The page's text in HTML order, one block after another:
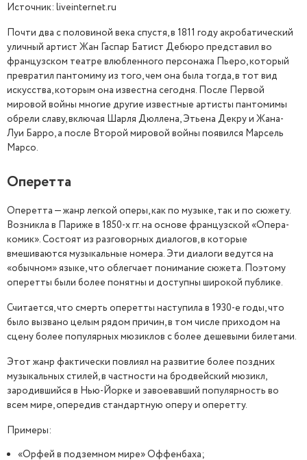
Источник: liveinternet.ru
Почти два с половиной века спустя, в 1811 году акробатический
уличный артист Жан Гаспар Батист Дебюро представил во
французском театре влюбленного персонажа Пьеро, который
превратил пантомиму из того, чем она была тогда, в тот вид
искусства, которым она известна сегодня. После Первой
мировой войны многие другие известные артисты пантомимы
обрели славу, включая Шарля Дюллена, Этьена Декру и Жана-
Луи Барро, а после Второй мировой войны появился Марсель
Марсо.
Оперетта
Оперетта — жанр легкой оперы, как по музыке, так и по сюжету.
Возникла в Париже в 1850-х гг. на основе французской «Опера-
комик». Состоят из разговорных диалогов, в которые
вмешиваются музыкальные номера. Эти диалоги ведутся на
«обычном» языке, что облегчает понимание сюжета. Поэтому
оперетты были более понятны и доступны широкой публике.
Считается, что смерть оперетты наступила в 1930-е годы, что
было вызвано целым рядом причин, в том числе приходом на
сцену более популярных мюзиклов с более дешевыми билетами.
Этот жанр фактически повлиял на развитие более поздних
музыкальных стилей, в частности на бродвейский мюзикл,
зародившийся в Нью-Йорке и завоевавший популярность во
всем мире, опередив стандартную оперу и оперетту.
Примеры:
«Орфей в подземном мире» Оффенбаха;